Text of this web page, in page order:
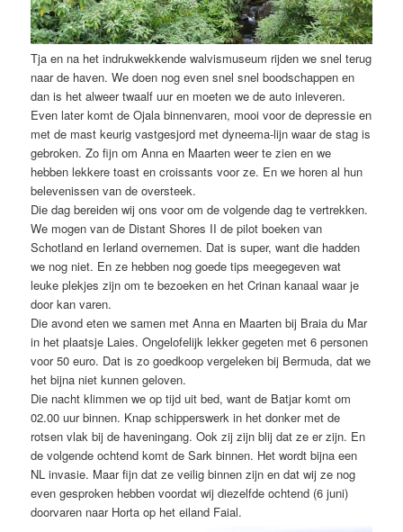
Tja en na het indrukwekkende walvismuseum rijden we snel terug
naar de haven. We doen nog even snel snel boodschappen en
dan is het alweer twaalf uur en moeten we de auto inleveren.
Even later komt de Ojala binnenvaren, mooi voor de depressie en
met de mast keurig vastgesjord met dyneema-lijn waar de stag is
gebroken. Zo fijn om Anna en Maarten weer te zien en we
hebben lekkere toast en croissants voor ze. En we horen al hun
belevenissen van de oversteek.
Die dag bereiden wij ons voor om de volgende dag te vertrekken.
We mogen van de Distant Shores II de pilot boeken van
Schotland en Ierland overnemen. Dat is super, want die hadden
we nog niet. En ze hebben nog goede tips meegegeven wat
leuke plekjes zijn om te bezoeken en het Crinan kanaal waar je
door kan varen.
Die avond eten we samen met Anna en Maarten bij Braia du Mar
in het plaatsje Laies. Ongelofelijk lekker gegeten met 6 personen
voor 50 euro. Dat is zo goedkoop vergeleken bij Bermuda, dat we
het bijna niet kunnen geloven.
Die nacht klimmen we op tijd uit bed, want de Batjar komt om
02.00 uur binnen. Knap schipperswerk in het donker met de
rotsen vlak bij de haveningang. Ook zij zijn blij dat ze er zijn. En
de volgende ochtend komt de Sark binnen. Het wordt bijna een
NL invasie. Maar fijn dat ze veilig binnen zijn en dat wij ze nog
even gesproken hebben voordat wij diezelfde ochtend (6 juni)
doorvaren naar Horta op het eiland Faial.